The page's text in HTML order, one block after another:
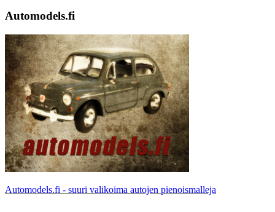
Automodels.fi
Automodels.fi - suuri valikoima autojen pienoismalleja